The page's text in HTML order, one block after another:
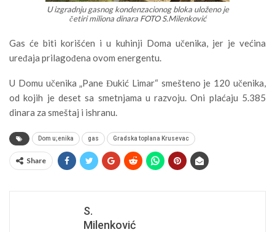
U izgradnju gasnog kondenzacionog bloka uloženo je
četiri miliona dinara FOTO S.Milenković
Gas će biti korišćen i u kuhinji Doma učenika, jer je većina
uređaja prilagođena ovom energentu.
U Domu učenika „Pane Đukić Limar“ smešteno je 120 učenika,
od kojih je deset sa smetnjama u razvoju. Oni plaćaju 5.385
dinara za smeštaj i ishranu.
Dom u;enika gas Gradska toplana Krusevac
Share
S.
Milenković